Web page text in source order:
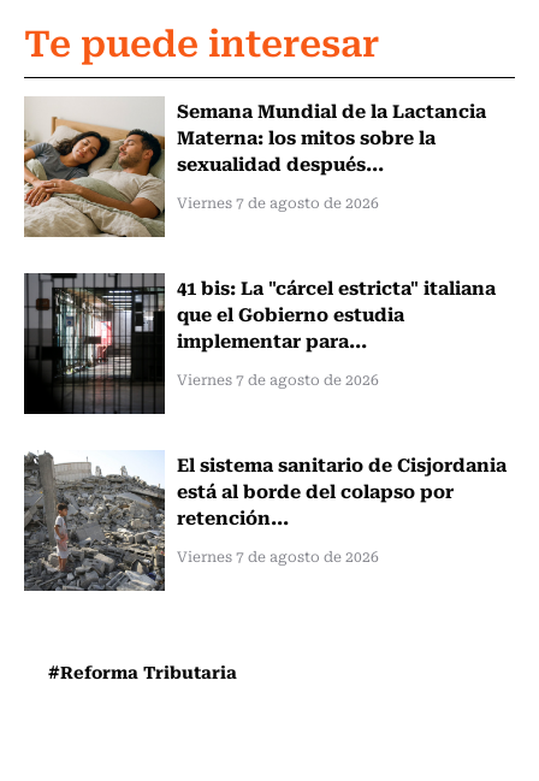
Te puede interesar
Semana Mundial de la Lactancia
Materna: los mitos sobre la
sexualidad después...
Viernes 7 de agosto de 2026
41 bis: La "cárcel estricta" italiana
que el Gobierno estudia
implementar para...
Viernes 7 de agosto de 2026
El sistema sanitario de Cisjordania
está al borde del colapso por
retención...
Viernes 7 de agosto de 2026
#Reforma Tributaria